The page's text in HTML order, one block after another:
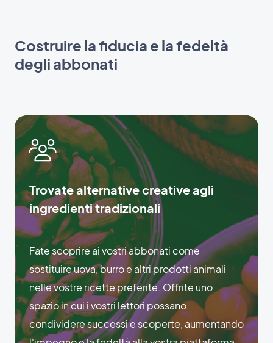
Costruire la fiducia e la fedeltà
degli abbonati
Trovate alternative creative agli
ingredienti tradizionali
Fate scoprire ai vostri abbonati come
sostituire uova, burro e altri prodotti animali
nelle vostre ricette preferite. Offrite uno
spazio in cui i vostri lettori possano
condividere successi e scoperte, aumentando